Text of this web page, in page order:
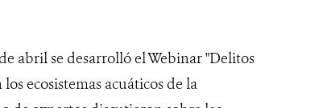
abril se desarrolló el Webinar "Delitos
ecosistemas acuáticos de la